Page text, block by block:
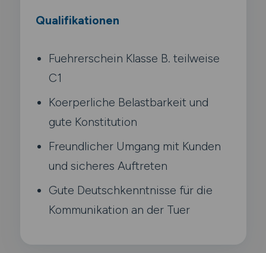
Qualifikationen
Fuehrerschein Klasse B. teilweise
C1
Koerperliche Belastbarkeit und
gute Konstitution
Freundlicher Umgang mit Kunden
und sicheres Auftreten
Gute Deutschkenntnisse für die
Kommunikation an der Tuer